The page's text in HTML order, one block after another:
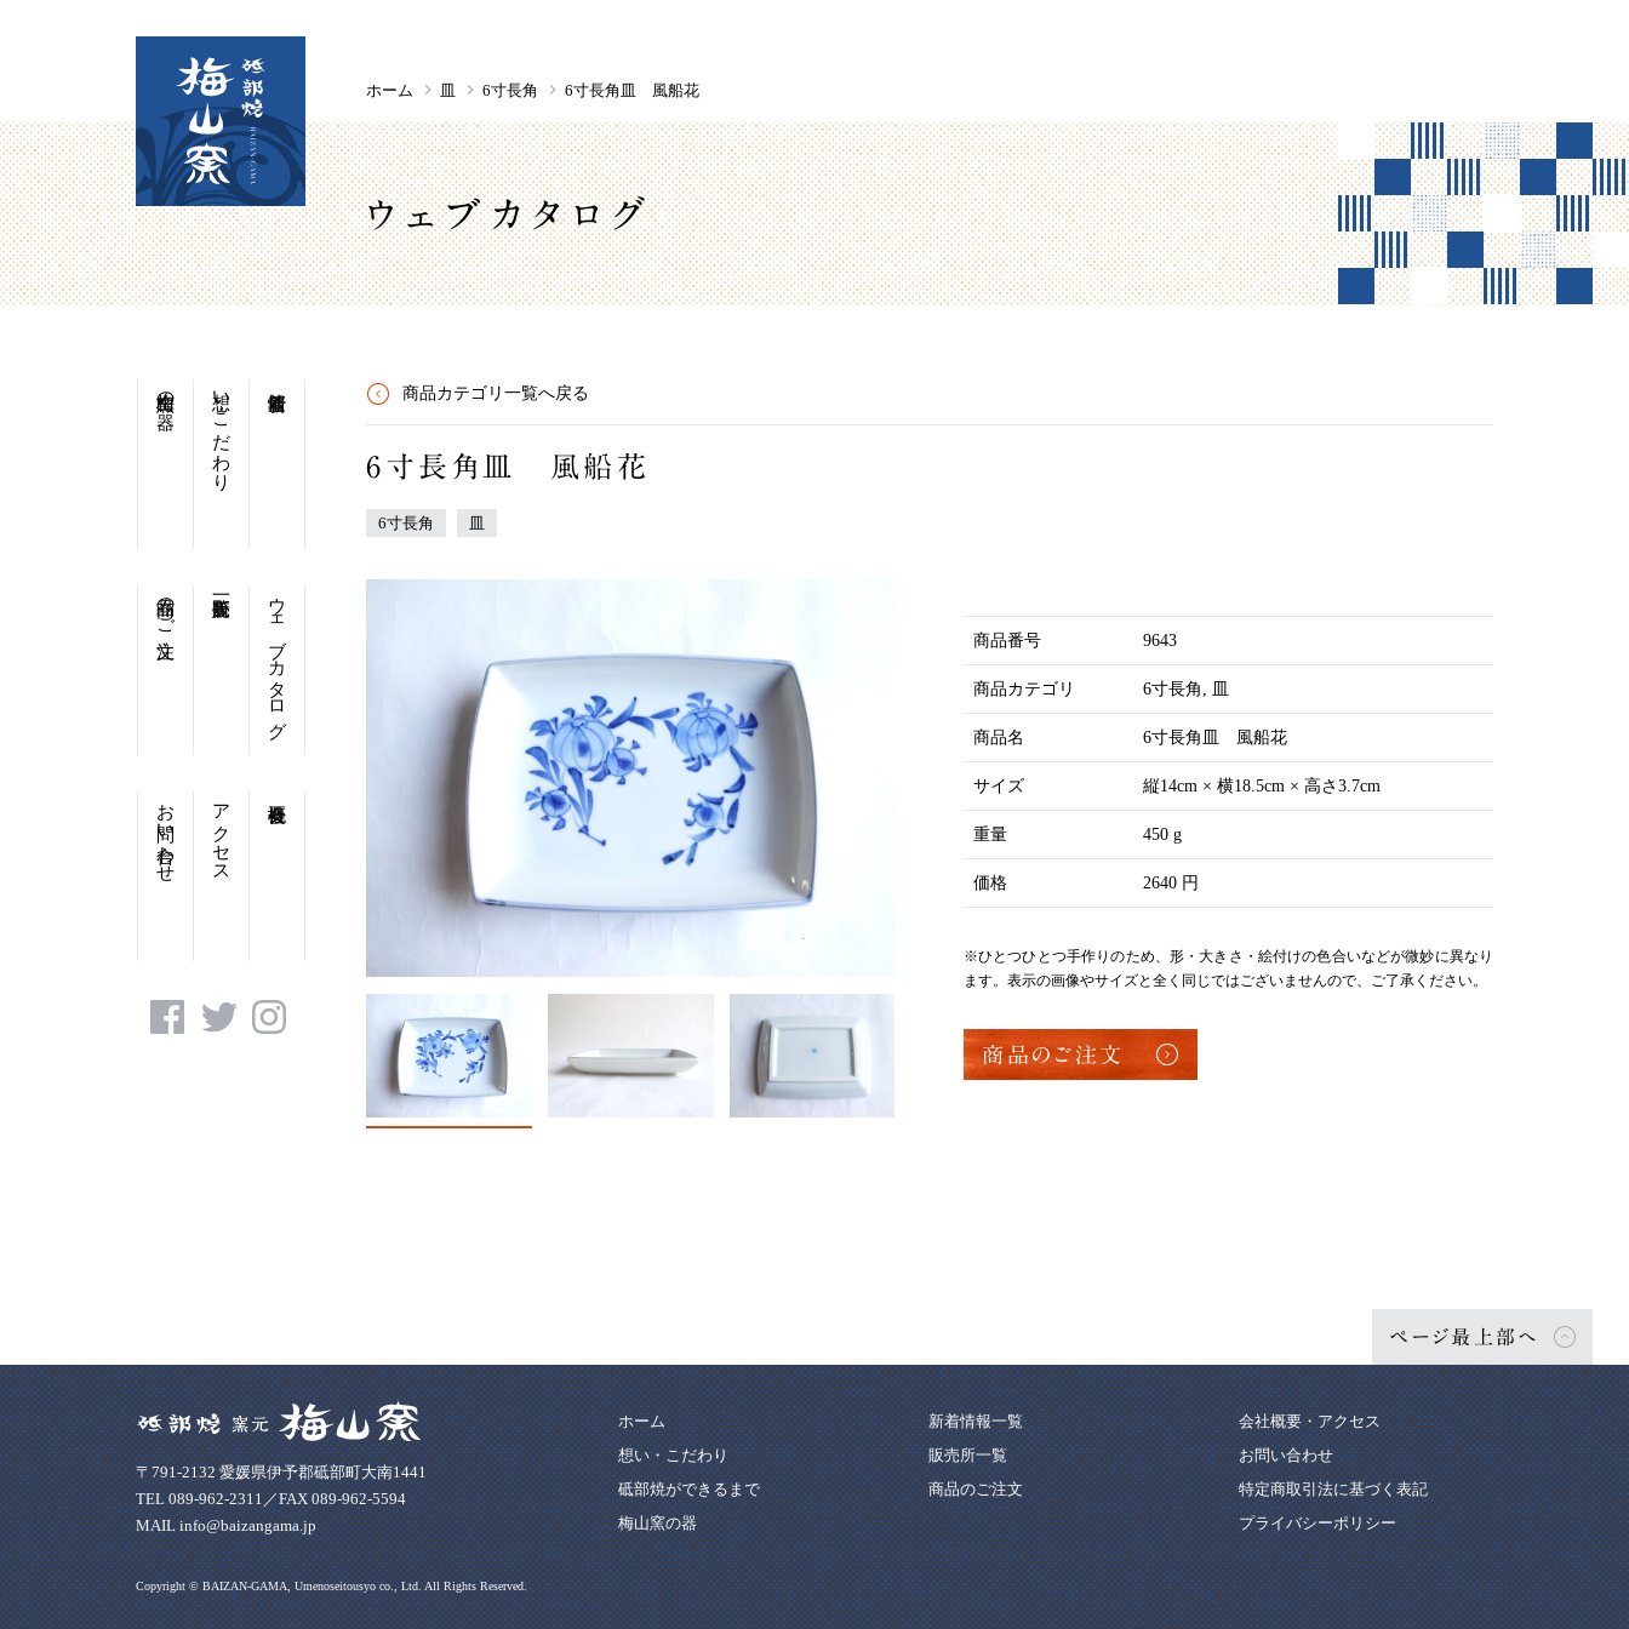
ホーム 皿 6寸長角 6寸長角皿 風船花
ウェブカタログ
想い・こだわり
梅山窯の器
ウェブカタログ
商品のご注文
アクセス
お問い合わせ
商品カテゴリ一覧へ戻る
6寸長角皿 風船花
6寸長角 皿
商品番号 9643
商品カテゴリ 6寸長角
商品名 6寸長角皿 風船花
サイズ 縦14cm × 横18.5cm × 高さ3.7cm
重量 450 g
価格 2640 円
※ひとつひとつ手作りのため、形・大きさ・絵付けの色合いなどが微妙に異なり
ます。表示の画像やサイズと全く同じではございませんので、ご了承ください。
商品のご注文
ページ最上部へ
〒791-2132 愛媛県伊予郡砥部町大南1441
TEL 089-962-2311／FAX 089-962-5594
MAIL info@baizangama.jp
ホーム
想い・こだわり
砥部焼ができるまで
梅山窯の器
新着情報一覧
販売所一覧
商品のご注文
会社概要・アクセス
お問い合わせ
特定商取引法に基づく表記
プライバシーポリシー
Copyright © BAIZAN-GAMA, Umenoseitousyo co., Ltd. All Rights Reserved.